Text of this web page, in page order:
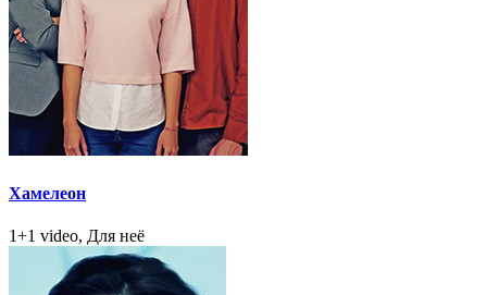
Хамелеон
1+1 video, Для неё